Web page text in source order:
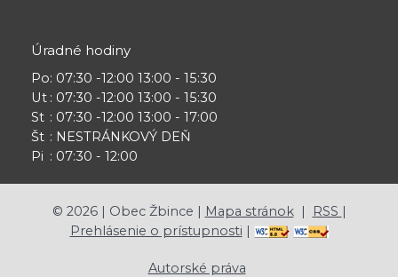
Úradné hodiny
Po
Ut
St
Št
Pi
: 07:30 -12:00 13:00 - 15:30
: 07:30 -12:00 13:00 - 15:30
: 07:30 -12:00 13:00 - 17:00
: NESTRÁNKOVÝ DEŇ
: 07:30 - 12:00
© 2026| Obec Žbince | Mapa stránok| RSS |
Prehlásenie o prístupnosti |
Autorské práva